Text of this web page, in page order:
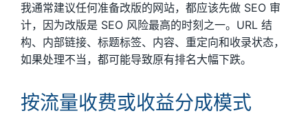
我通常建议任何准备改版的网站，都应该先做 SEO 审
计，因为改版是 SEO 风险最高的时刻之一。URL 结
构、内部链接、标题标签、内容、重定向和收录状态，
如果处理不当，都可能导致原有排名大幅下跌。
按流量收费或收益分成模式